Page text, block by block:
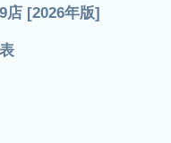
店 [2026年版]